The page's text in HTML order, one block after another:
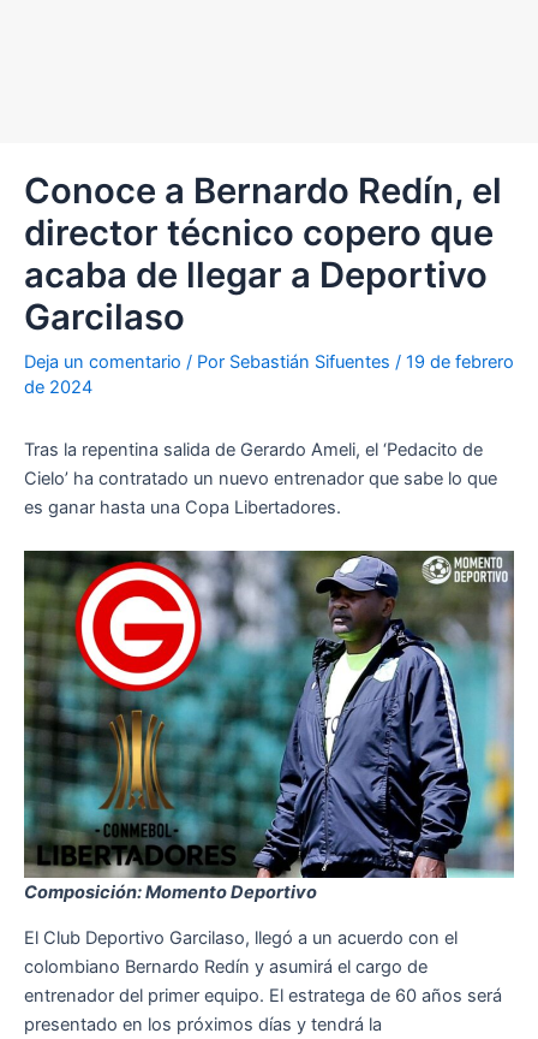
Conoce a Bernardo Redín, el
director técnico copero que
acaba de llegar a Deportivo
Garcilaso
Deja un comentario / Por Sebastián Sifuentes / 19 de febrero
de 2024
Tras la repentina salida de Gerardo Ameli, el ‘Pedacito de
Cielo’ ha contratado un nuevo entrenador que sabe lo que
es ganar hasta una Copa Libertadores.
Composición: Momento Deportivo
El Club Deportivo Garcilaso, llegó a un acuerdo con el
colombiano Bernardo Redín y asumirá el cargo de
entrenador del primer equipo. El estratega de 60 años será
presentado en los próximos días y tendrá la